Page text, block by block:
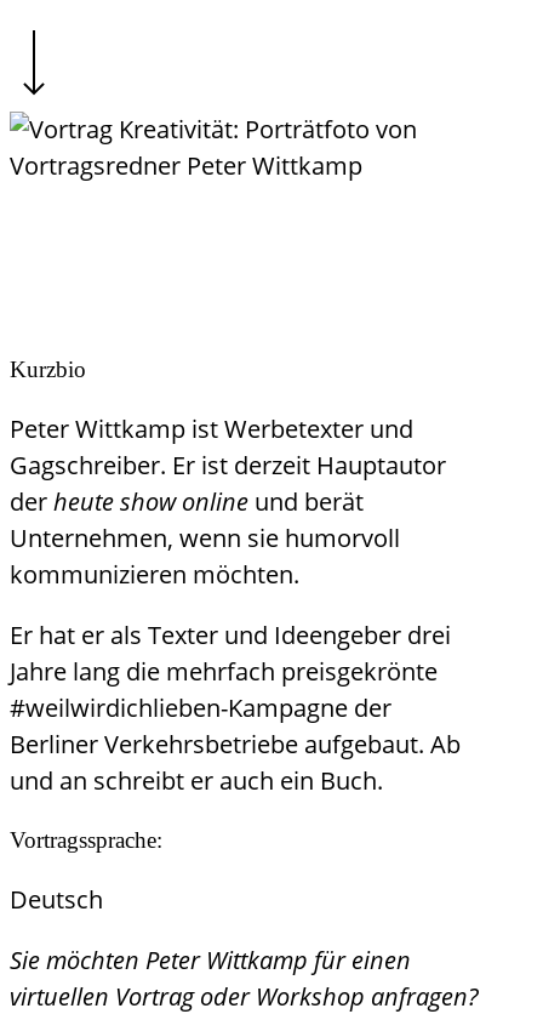
Kurzbio
Peter Wittkamp ist Werbetexter und
Gagschreiber. Er ist derzeit Hauptautor
derheute show online und berät
Unternehmen, wenn sie humorvoll
kommunizieren möchten.
Er hat er als Texter und Ideengeber drei
Jahre lang die mehrfach preisgekrönte
#weilwirdichlieben-Kampagne der
Berliner Verkehrsbetriebe aufgebaut. Ab
und an schreibt er auch ein Buch.
Vortragssprache:
Deutsch
Sie möchten Peter Wittkamp für einen
virtuellen Vortrag oder Workshop anfragen?